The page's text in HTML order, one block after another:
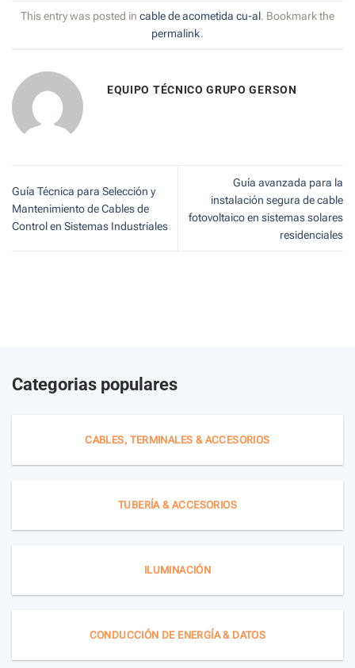
This entry was posted in cable de acometida cu-al. Bookmark the
permalink.
EQUIPO TÉCNICO GRUPO GERSON
Guía Técnica para Selección y
Mantenimiento de Cables de
Control en Sistemas Industriales
Guía avanzada para la
instalación segura de cable
fotovoltaico en sistemas solares
residenciales
Categorias populares
CABLES, TERMINALES & ACCESORIOS
TUBERÍA & ACCESORIOS
ILUMINACIÓN
CONDUCCIÓN DE ENERGÍA & DATOS